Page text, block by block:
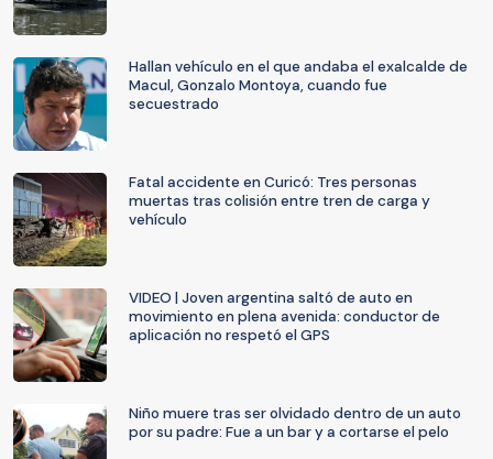
Hallan vehículo en el que andaba el exalcalde de
Macul, Gonzalo Montoya, cuando fue
secuestrado
Fatal accidente en Curicó: Tres personas
muertas tras colisión entre tren de carga y
vehículo
VIDEO | Joven argentina saltó de auto en
movimiento en plena avenida: conductor de
aplicación no respetó el GPS
Niño muere tras ser olvidado dentro de un auto
por su padre: Fue a un bar y a cortarse el pelo